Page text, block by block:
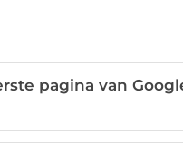
pagina van